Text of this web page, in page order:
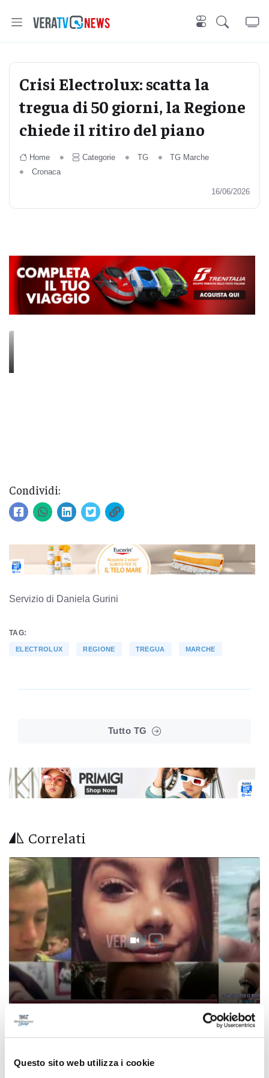
Questo sito web utilizza i cookie
Crisi Electrolux: scatta la
tregua di 50 giorni, la Regione
chiede il ritiro del piano
Home Categorie TG
TG Marche
Cronaca
16/06/2026
Condividi:
Servizio di Daniela Gurini
TAG:
ELECTROLUX REGIONE TREGUA MARCHE
Tutto TG
Correlati
Dalla tragedia della Lanterna Azzurra nasce
la Giornata del divertimento sicuro